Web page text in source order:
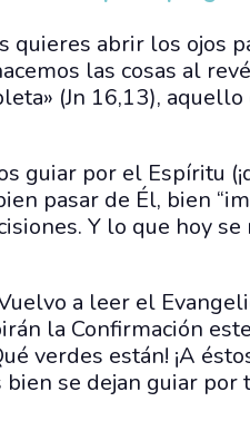
quieres abrir los ojos
las cosas al
(Jn 16,13),
guiar por el Espíritu
pasar de Él, bien
Y lo que hoy
a leer el
la Confirmación
verdes están! ¡A
se dejan guiar por